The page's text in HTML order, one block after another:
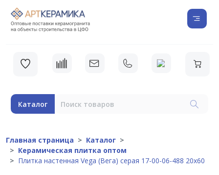
Каталог
Главная страница
Каталог
Керамическая плитка оптом
Плитка настенная Vega (Вега) серая 17-00-06-488 20х60